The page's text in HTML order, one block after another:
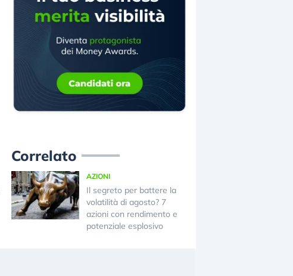
Correlato
AZIONI
Il segreto per battere la
volatilità di agosto? 7
azioni con rendimento e
potenziale esplosivo